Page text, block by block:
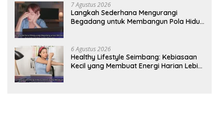
7 Agustus 2026
Langkah Sederhana Mengurangi
Begadang untuk Membangun Pola Hidup
6 Agustus 2026
Healthy Lifestyle Seimbang: Kebiasaan
Kecil yang Membuat Energi Harian Lebih